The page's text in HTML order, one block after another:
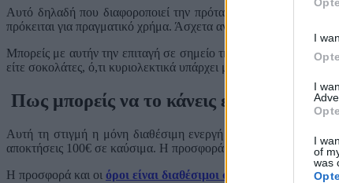
I
I
I
of
was
Αυτό δηλαδή που διαφοροποιεί την πρόταση της NRG σε
πρόκειται για πραγματικό χρήμα. Άσχετα αν δεν στο δίνουν στο
Μπορείς με αυτήν την επιταγή σε σημείο της ΑΒΙΝ να βάλεις
είτε σοκολάτες, ό,τι κυριολεκτικά υπάρχει μέσα στο κατάστημα
Πως μπορείς να το κάνεις εσύ;
Αυτή τη στιγμή η μόνη διαθέσιμη ενεργή προσφορά με
αποκτήσεις 100€ σε καύσιμα. Η προσφορά αφορά νέους πελάτες
Η προσφορά και οι όροι είναι διαθέσιμοι στον εν λόγω